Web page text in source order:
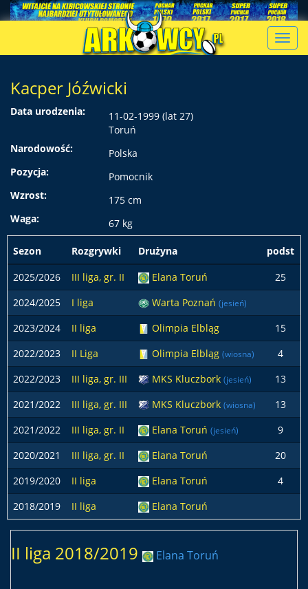
Kacper Jóźwicki
Data urodzenia:
11-02-1999 (lat 27)
Toruń
Narodowość:
Polska
Pozycja:
Pomocnik
Wzrost:
175 cm
Waga:
67 kg
Sezon Rozgrywki Drużyna podst
2025/2026
III liga, gr. II Elana Toruń
25
2024/2025
I liga Warta Poznań (jesień)
2023/2024 II liga Olimpia Elbląg
15
2022/2023
II Liga Olimpia Elbląg (wiosna)
4
2022/2023
III liga, gr. III MKS Kluczbork (jesień)
13
2021/2022
III liga, gr. III MKS Kluczbork (wiosna)
13
2021/2022
III liga, gr. II Elana Toruń (jesień)
9
2020/2021
III liga, gr. II Elana Toruń
20
2019/2020
II liga Elana Toruń
4
2018/2019
II liga Elana Toruń
II liga 2018/2019 Elana Toruń